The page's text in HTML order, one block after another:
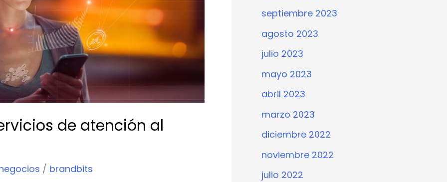
de atención al
/ brandbits
septiembre 2023
agosto 2023
julio 2023
mayo 2023
abril 2023
marzo 2023
diciembre 2022
noviembre 2022
julio 2022